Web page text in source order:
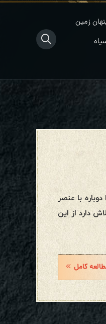
زمین
با عنصر
دارد از این
کامل